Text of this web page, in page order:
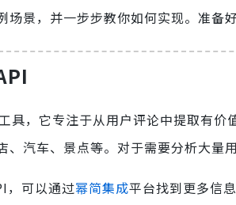
景，并一步步教你如何实现。准备
具，它专注于从用户评论中提取有
汽车、景点等。对于需要分析大量
，可以通过幂简集成平台找到更多信